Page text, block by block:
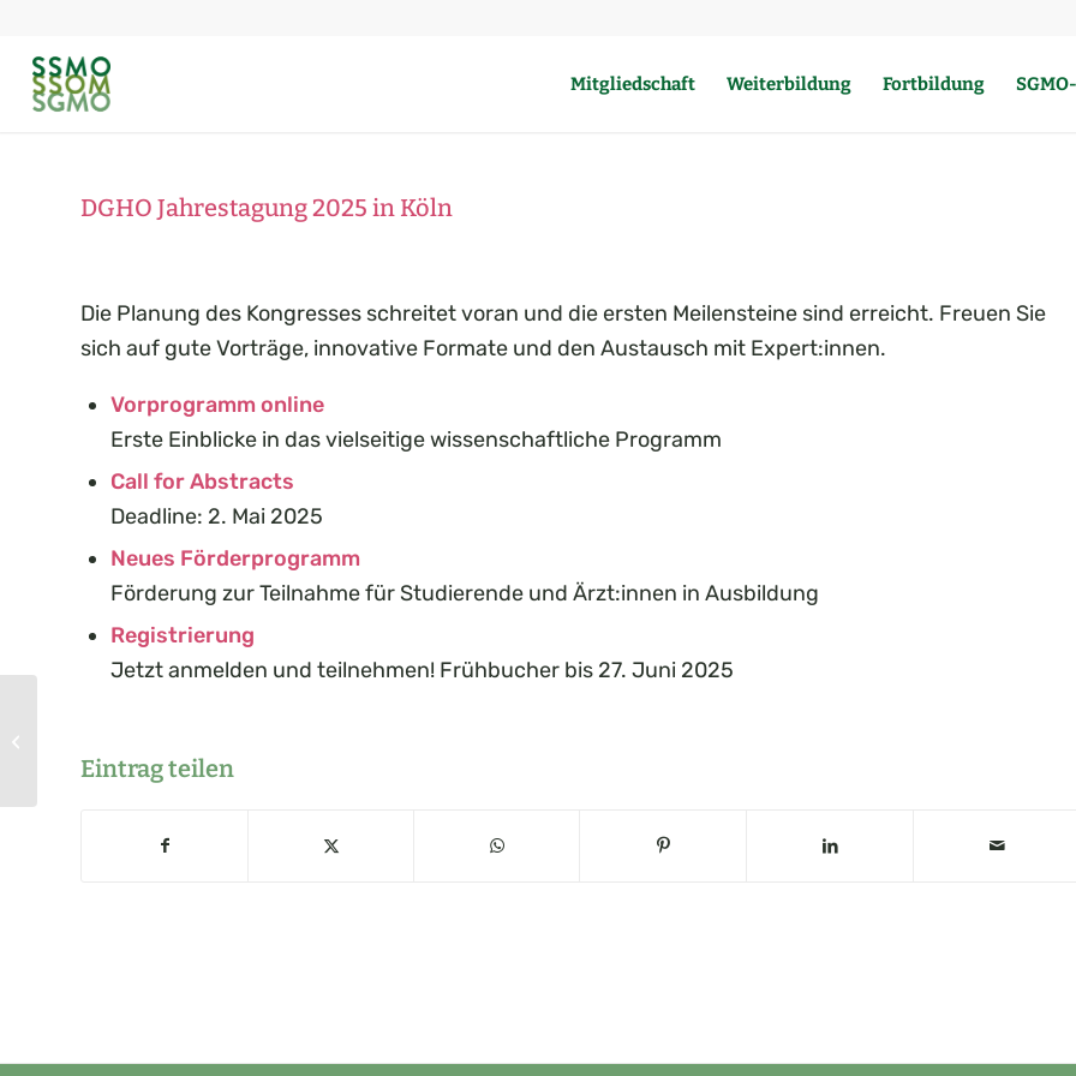
Mitgliedschaft Weiterbildung Fortbildung
DGHO Jahrestagung 2025 in Köln
Die Planung des Kongresses schreitet voran und die ersten Meilensteine sind erreicht. Freuen Sie
sich auf gute Vorträge, innovative Formate und den Austausch mit Expert:innen.
Vorprogramm online
Erste Einblicke in das vielseitige wissenschaftliche Programm
Call for Abstracts
Deadline: 2. Mai 2025
Neues Förderprogramm
Förderung zur Teilnahme für Studierende und Ärzt:innen in Ausbildung
Registrierung
Jetzt anmelden und teilnehmen! Frühbucher bis 27. Juni 2025
Eintrag teilen